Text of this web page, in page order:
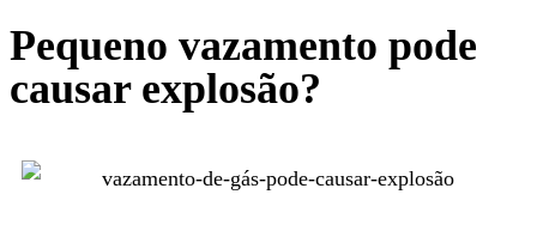
Pequeno vazamento pode
causar explosão?